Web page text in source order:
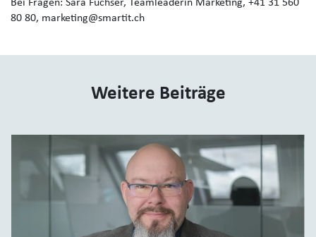
Bei Fragen: Sara Fuchser, Teamleaderin Marketing, +41 31 560
80 80, marketing@smartit.ch
Weitere Beiträge